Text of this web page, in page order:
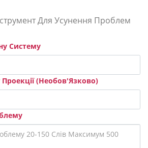
Для Усунення Проблем
Систему
(Необов'Язково)